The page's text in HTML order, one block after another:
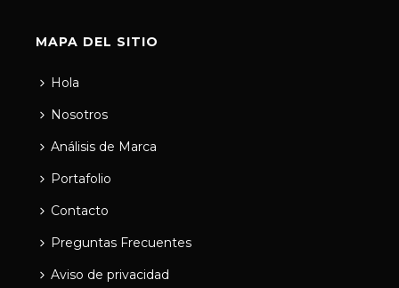
MAPA DEL SITIO
Hola
Nosotros
Análisis de Marca
Portafolio
Contacto
Preguntas Frecuentes
Aviso de privacidad